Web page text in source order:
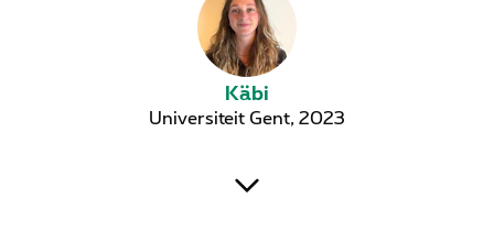
Käbi
Universiteit Gent, 2023